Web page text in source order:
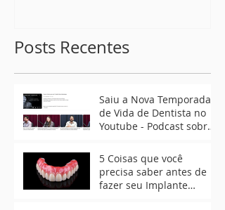
Posts Recentes
Saiu a Nova Temporada
de Vida de Dentista no
Youtube - Podcast sobre
de Contato Dental
5 Coisas que você
precisa saber antes de
fazer seu Implante